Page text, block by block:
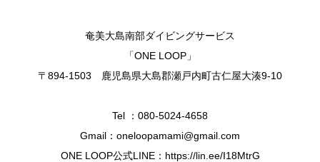
奄美大島南部ダイビングサービス
「ONE LOOP」
〒894-1503 鹿児島県大島郡瀬戸内町古仁屋大湊9-10
Tel ：080-5024-4658
Gmail：oneloopamami@gmail.com
ONE LOOP公式LINE：https://lin.ee/I18MtrG